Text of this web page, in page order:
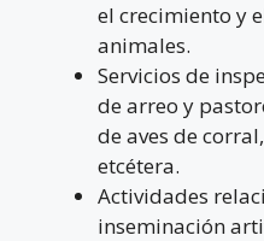
el crecimiento y
animales.
Servicios de
de arreo y
de aves de
etcétera.
Actividades
inseminación